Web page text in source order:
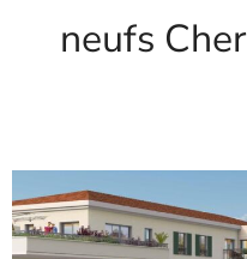
neufs Cher